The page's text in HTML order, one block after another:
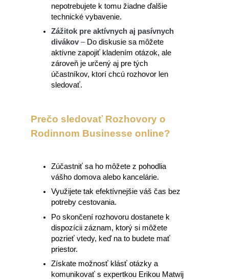
nepotrebujete k tomu žiadne ďalšie
technické vybavenie.
Zážitok pre aktívnych aj pasívnych
divákov–Do diskusie sa môžete
aktívne zapojiť kladením otázok, ale
zároveň je určený aj pre tých
účastníkov, ktorí chcú rozhovor len
sledovať.
Prečo sledovať Rozhovory o
Rodinnom Businesse online?
Zúčastniť sa ho môžete z pohodlia
vášho domova alebo kancelárie.
Využijete tak efektívnejšie váš čas bez
potreby cestovania.
Po skončení rozhovoru dostanete k
dispozícii záznam, ktorý si môžete
pozrieť vtedy, keď na to budete mať
priestor.
Získate možnosť klásť otázky a
komunikovať s expertkou Erikou Matwij